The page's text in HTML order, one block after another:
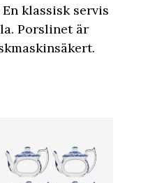
klassisk servis
Porslinet är